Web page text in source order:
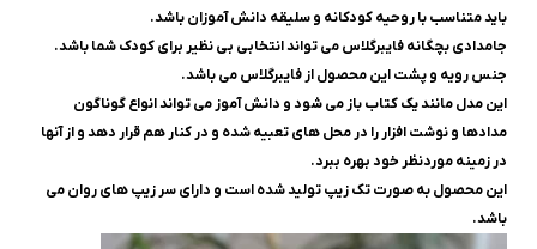
باید متناسب با روحیه کودکانه و سلیقه دانش آموزان باشد.
جامدادی بچگانه فایبرگلاس می تواند انتخابی بی نظیر برای کودک شما باشد.
جنس رویه و پشت این محصول از فایبرگلاس می باشد.
این مدل مانند یک کتاب باز می شود و دانش آموز می تواند انواع گوناگون
مدادها و نوشت افزار را در محل های تعبیه شده و در کنار هم قرار دهد و از آنها
در زمینه موردنظر خود بهره ببرد.
این محصول به صورت تک زیپ تولید شده است و دارای سر زیپ های روان می
باشد.